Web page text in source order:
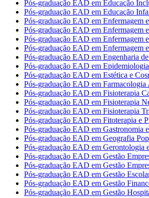
Pós-graduação EAD em Educação
Pós-graduação EAD em Educação
Pós-graduação EAD em Enfermagem
Pós-graduação EAD em Enfermagem
Pós-graduação EAD em Enfermagem
Pós-graduação EAD em Enfermagem
Pós-graduação EAD em Engenharia
Pós-graduação EAD em
Pós-graduação EAD em Estética e
Pós-graduação EAD em
Pós-graduação EAD em Fisioterapia
Pós-graduação EAD em Fisioterapia
Pós-graduação EAD em Fisioterapia
Pós-graduação EAD em Fitoterapia e
Pós-graduação EAD em Gastronomia
Pós-graduação EAD em Geografia
Pós-graduação EAD em Gerontologia
Pós-graduação EAD em Gestão
Pós-graduação EAD em Gestão
Pós-graduação EAD em Gestão
Pós-graduação EAD em Gestão
Pós-graduação EAD em Gestão